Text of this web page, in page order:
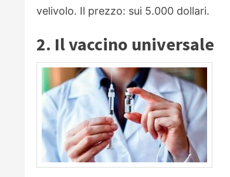
velivolo. Il prezzo: sui 5.000 dollari.
2. Il vaccino universale